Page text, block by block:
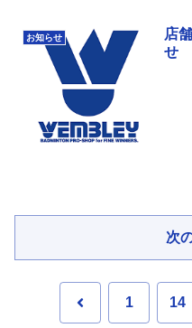
お知らせ
店
せ
次
前 1 14